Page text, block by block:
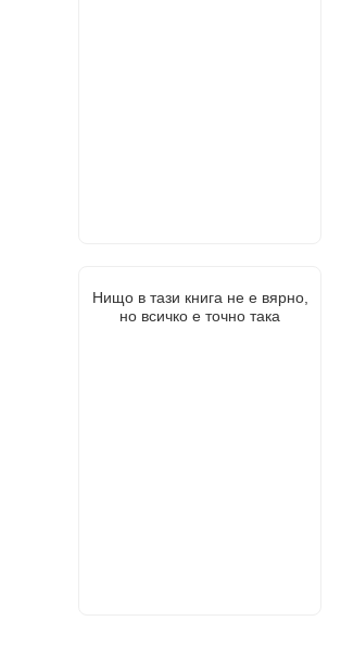
Нищо в тази книга не е вярно,
но всичко е точно така